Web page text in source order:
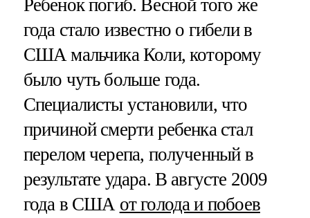
Ребенок погиб. Весной того же
года стало известно о гибели в
США мальчика Коли, которому
было чуть больше года.
Специалисты установили, что
причиной смерти ребенка стал
перелом черепа, полученный в
результате удара. В августе 2009
года в США от голода и побоев